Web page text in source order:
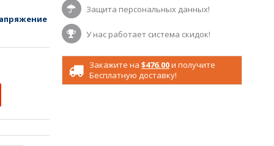
Защита персональных данных!
У нас работает система скидок!
Закажите на $476.00и получите
Бесплатную доставку!